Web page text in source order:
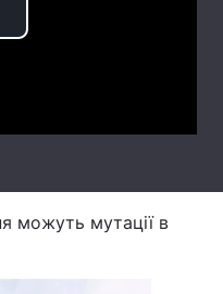
можуть мутації в